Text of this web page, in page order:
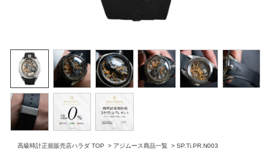
高級時計正規販売店ハラダ TOP > アジムース商品一覧 > SP.Ti.PR.N003